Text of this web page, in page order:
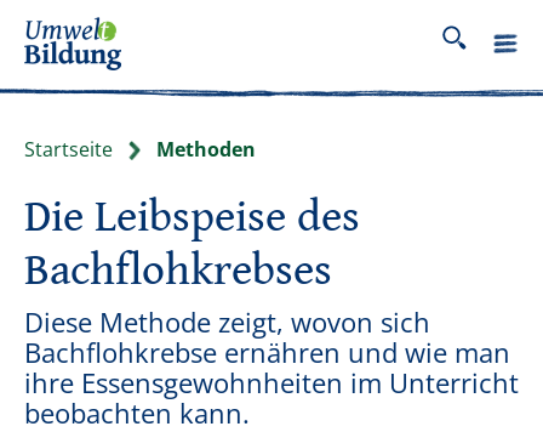
Startseite Methoden
Die Leibspeise des
Bachflohkrebses
Diese Methode zeigt, wovon sich
Bachflohkrebse ernähren und wie man
ihre Essensgewohnheiten im Unterricht
beobachten kann.